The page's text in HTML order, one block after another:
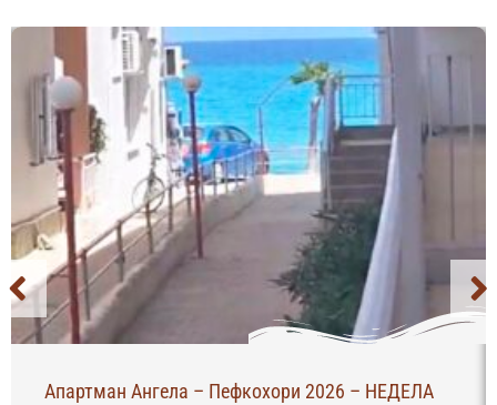
Апартман Ангела – Пефкохори 2026 – НЕДЕЛА